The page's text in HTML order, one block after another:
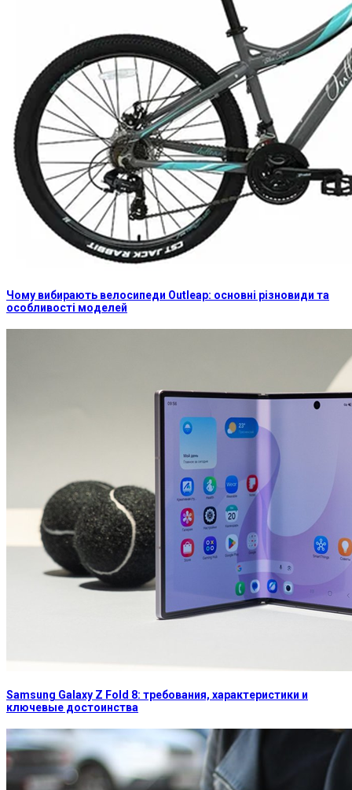
Чому вибирають велосипеди Outleap: основні різновиди та
особливості моделей
Samsung Galaxy Z Fold 8: требования, характеристики и
ключевые достоинства